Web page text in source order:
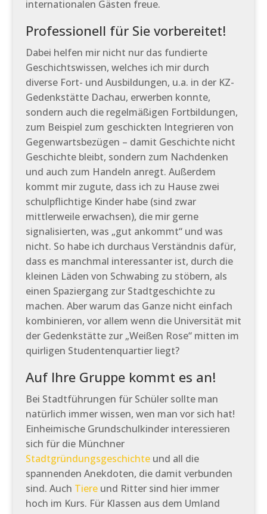
internationalen Gästen freue.
Professionell für Sie vorbereitet!
Dabei helfen mir nicht nur das fundierte
Geschichtswissen, welches ich mir durch
diverse Fort- und Ausbildungen, u.a. in der KZ-
Gedenkstätte Dachau, erwerben konnte,
sondern auch die regelmäßigen Fortbildungen,
zum Beispiel zum geschickten Integrieren von
Gegenwartsbezügen – damit Geschichte nicht
Geschichte bleibt, sondern zum Nachdenken
und auch zum Handeln anregt. Außerdem
kommt mir zugute, dass ich zu Hause zwei
schulpflichtige Kinder habe (sind zwar
mittlerweile erwachsen), die mir gerne
signalisierten, was „gut ankommt“ und was
nicht. So habe ich durchaus Verständnis dafür,
dass es manchmal interessanter ist, durch die
kleinen Läden von Schwabing zu stöbern, als
einen Spaziergang zur Stadtgeschichte zu
machen. Aber warum das Ganze nicht einfach
kombinieren, vor allem wenn die Universität mit
der Gedenkstätte zur „Weißen Rose“ mitten im
quirligen Studentenquartier liegt?
Auf Ihre Gruppe kommt es an!
Bei Stadtführungen für Schüler sollte man
natürlich immer wissen, wen man vor sich hat!
Einheimische Grundschulkinder interessieren
sich für die Münchner
Stadtgründungsgeschichteund all die
spannenden Anekdoten, die damit verbunden
sind. Auch Tiereund Ritter sind hier immer
hoch im Kurs. Für Klassen aus dem Umland